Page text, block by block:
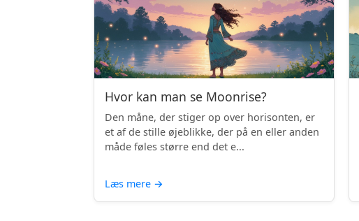
Hvor kan man se Moonrise?
Den måne, der stiger op over horisonten, er
et af de stille øjeblikke, der på en eller anden
måde føles større end det e...
Læs mere →